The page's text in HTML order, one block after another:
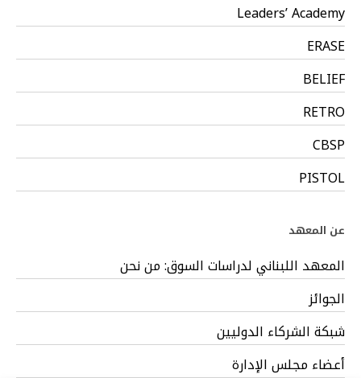
Leaders’ Academy
ERASE
BELIEF
RETRO
CBSP
PISTOL
عن المعهد
المعهد اللبناني لدراسات السوق: من نحن
الجوائز
شبكة الشركاء الدوليين
أعضاء مجلس الإدارة